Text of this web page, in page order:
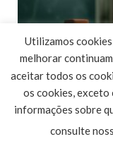
Utilizamos
melhorar
aceitar todos os
os cookies, exceto
informações sobre
consulte